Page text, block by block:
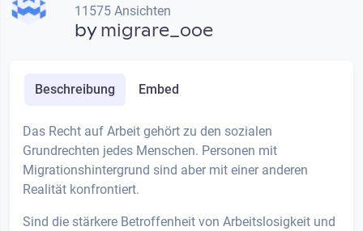
11575 Ansichten
bymigrare_ooe
Beschreibung Embed
Das Recht auf Arbeit gehört zu den sozialen
Grundrechten jedes Menschen. Personen mit
Migrationshintergrund sind aber mit einer anderen
Realität konfrontiert.
Sind die stärkere Betroffenheit von Arbeitslosigkeit und